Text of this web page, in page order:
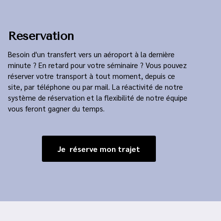
Réservation
Besoin d'un transfert vers un aéroport à la dernière
minute ? En retard pour votre séminaire ? Vous pouvez
réserver votre transport à tout moment, depuis ce
site, par téléphone ou par mail. La réactivité de notre
système de réservation et la flexibilité de notre équipe
vous feront gagner du temps.
Je réserve mon trajet